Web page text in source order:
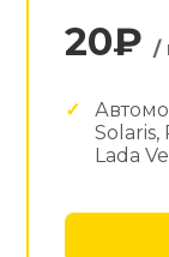
20₽/
Lada